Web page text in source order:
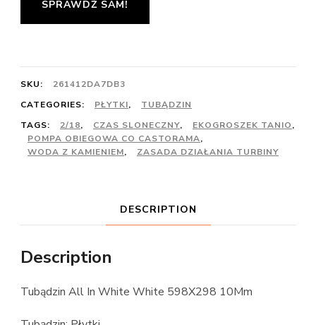
SPRAWDŹ SAM!
SKU:
261412DA7DB3
CATEGORIES:
PŁYTKI,
TUBĄDZIN
TAGS:
2/18, CZAS SLONECZNY, EKOGROSZEK TANIO,
POMPA OBIEGOWA CO CASTORAMA,
WODA Z KAMIENIEM, ZASADA DZIAŁANIA TURBINY
DESCRIPTION
Description
Tubądzin All In White White 598X298 10Mm